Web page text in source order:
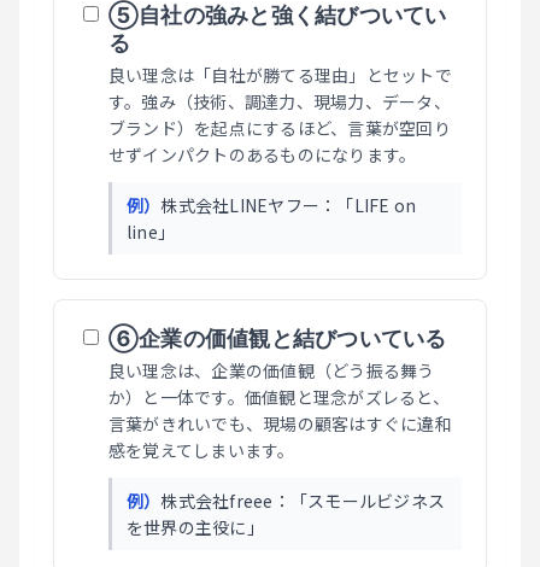
⑤自社の強みと強く結びついてい
る
良い理念は「自社が勝てる理由」とセットで
す。強み（技術、調達力、現場力、データ、
ブランド）を起点にするほど、言葉が空回り
せずインパクトのあるものになります。
例）株式会社LINEヤフー：「LIFE on
line」
⑥企業の価値観と結びついている
良い理念は、企業の価値観（どう振る舞う
か）と一体です。価値観と理念がズレると、
言葉がきれいでも、現場の顧客はすぐに違和
感を覚えてしまいます。
例）株式会社freee：「スモールビジネス
を世界の主役に」